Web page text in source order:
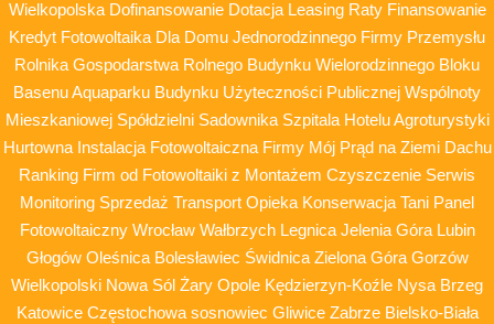
Wielkopolska Dofinansowanie Dotacja Leasing Raty Finansowanie
Kredyt Fotowoltaika Dla Domu Jednorodzinnego Firmy Przemysłu
Rolnika Gospodarstwa Rolnego Budynku Wielorodzinnego Bloku
Basenu Aquaparku Budynku Użyteczności Publicznej Wspólnoty
Mieszkaniowej Spółdzielni Sadownika Szpitala Hotelu Agroturystyki
Hurtowna Instalacja Fotowoltaiczna Firmy Mój Prąd na Ziemi Dachu
Ranking Firm od Fotowoltaiki z Montażem Czyszczenie Serwis
Monitoring Sprzedaż Transport Opieka Konserwacja Tani Panel
Fotowoltaiczny Wrocław Wałbrzych Legnica Jelenia Góra Lubin
Głogów Oleśnica Bolesławiec Świdnica Zielona Góra Gorzów
Wielkopolski Nowa Sól Żary Opole Kędzierzyn-Koźle Nysa Brzeg
Katowice Częstochowa sosnowiec Gliwice Zabrze Bielsko-Biała